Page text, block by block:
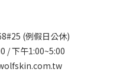
(例假日公休)
/ 下午1:00~5:00